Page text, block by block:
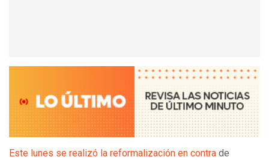
Este lunes se realizó la reformalización en contra de